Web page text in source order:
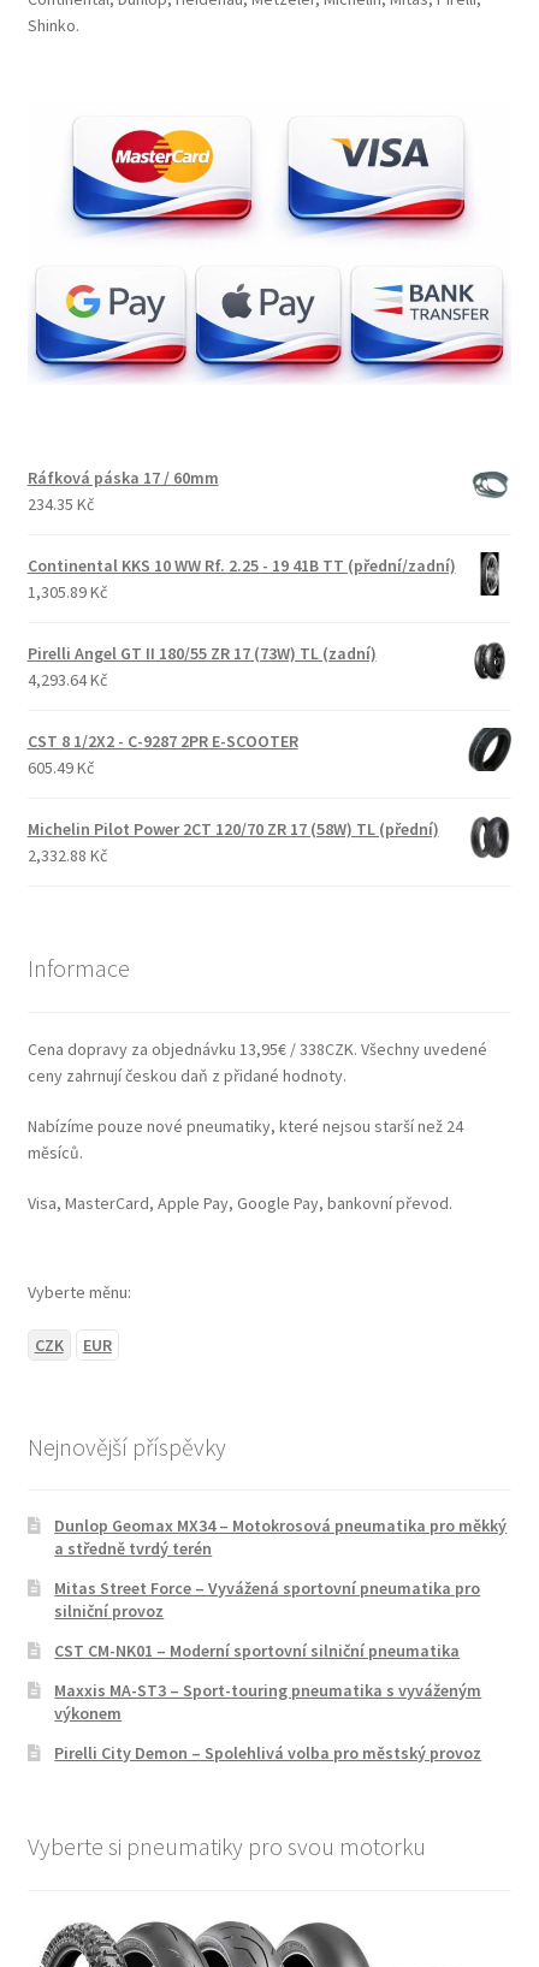
Shinko.
Ráfková páska 17 / 60mm
234.35 Kč
Continental KKS 10 WW Rf. 2.25 - 19 41B TT (přední/zadní)
1,305.89 Kč
Pirelli Angel GT II 180/55 ZR 17 (73W) TL (zadní)
4,293.64 Kč
CST 8 1/2X2 - C-9287 2PR E-SCOOTER
605.49 Kč
Michelin Pilot Power 2CT 120/70 ZR 17 (58W) TL (přední)
2,332.88 Kč
Informace
Cena dopravy za objednávku 13,95€ / 338CZK. Všechny uvedené
ceny zahrnují českou daň z přidané hodnoty.
Nabízíme pouze nové pneumatiky, které nejsou starší než 24
měsíců.
Visa, MasterCard, Apple Pay, Google Pay, bankovní převod.
Vyberte měnu:
CZK EUR
Nejnovější příspěvky
Dunlop Geomax MX34 – Motokrosová pneumatika pro měkký
a středně tvrdý terén
Mitas Street Force – Vyvážená sportovní pneumatika pro
silniční provoz
CST CM-NK01 – Moderní sportovní silniční pneumatika
Maxxis MA-ST3 – Sport-touring pneumatika s vyváženým
výkonem
Pirelli City Demon – Spolehlivá volba pro městský provoz
Vyberte si pneumatiky pro svou motorku